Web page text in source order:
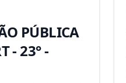
PÚBLICA
- 23° -